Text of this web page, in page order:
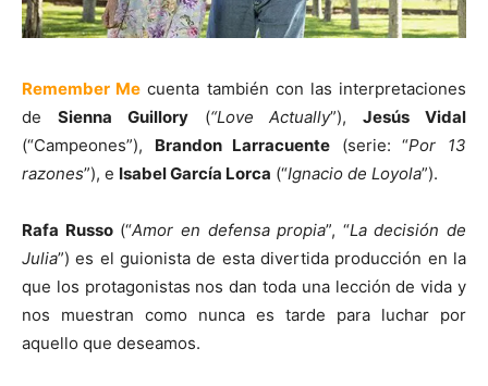
Remember Me cuenta también con las interpretaciones
de Sienna Guillory(“Love Actually”),Jesús Vidal
(“Campeones”), Brandon Larracuente (serie: “Por 13
razones”), e Isabel García Lorca (“Ignacio de Loyola”).
Rafa Russo(“Amor en defensa propia”, “La decisión de
Julia”) es el guionista de esta divertida producción en la
que los protagonistas nos dan toda una lección de vida y
nos muestran como nunca es tarde para luchar por
aquello que deseamos.